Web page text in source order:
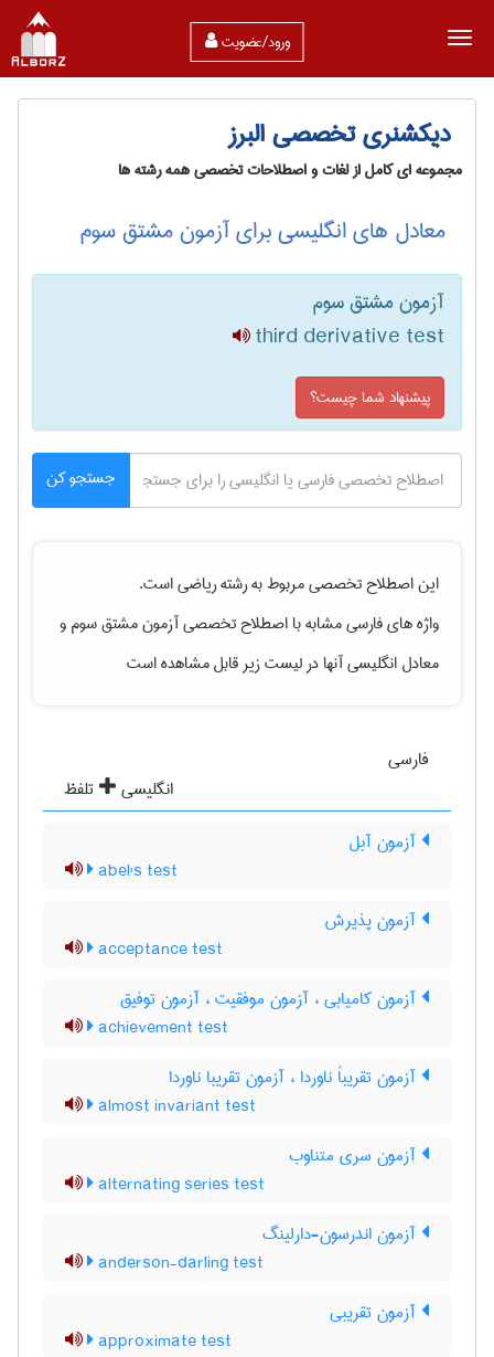
ورود/عضویت
دیکشنری تخصصی البرز
مجموعه ای کامل از لغات و اصطلاحات تخصصی همه رشته ها
معادل های انگلیسی برای آزمون مشتق سوم
آزمون مشتق سوم
third derivative test
پیشنهاد شما چیست؟
جستجو کن
این اصطلاح تخصصی مربوط به رشتهرياضیاست.
واژه های فارسی مشابه با اصطلاح تخصصیآزمون مشتق سومو
معادل انگلیسی آنها در لیست زیر قابل مشاهده است
فارسی
انگلیسی
تلفظ
آزمون آبل
abel's test
آزمون پذیرش
acceptance test
آزمون کامیابی ، آزمون موفقیت ، آزمون توفیق
achievement test
آزمون تقریباً ناوردا ، آزمون تقریبا ناوردا
almost invariant test
آزمون سری متناوب
alternating series test
آزمون اندرسون-دارلینگ
anderson-darling test
آزمون تقریبی
approximate test